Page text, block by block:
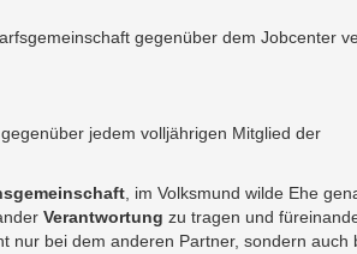
gegenüber dem Jobcenter
gegenüber jedem volljährigen Mitglied der
, im Volksmund wilde Ehe
Verantwortung zu tragen und
nur bei dem anderen Partner, sondern auch